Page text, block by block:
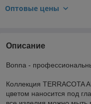
Оптовые цены
Описание
Bonna -
Коллекция TERRACOTA
цветом наносится под